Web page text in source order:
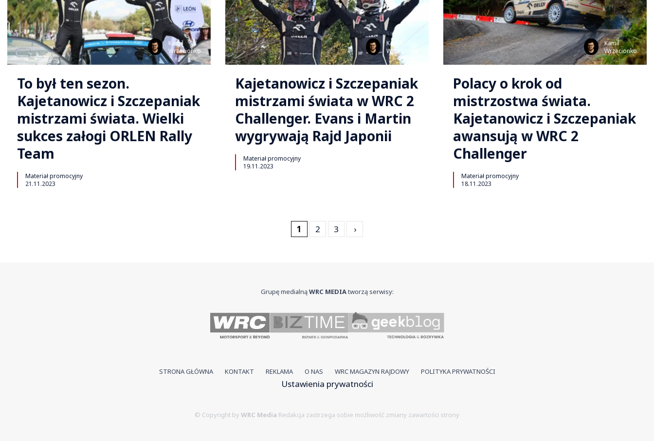
Kamil
Wrzecionko
To był ten sezon.
Kajetanowicz i Szczepaniak
mistrzami świata. Wielki
sukces załogi ORLEN Rally
Team
Materiał promocyjny
21.11.2023
Kamil
Wrzecionko
Kajetanowicz i Szczepaniak
mistrzami świata w WRC 2
Challenger. Evans i Martin
wygrywają Rajd Japonii
Materiał promocyjny
19.11.2023
Kamil
Wrzecionko
Polacy o krok od
mistrzostwa świata.
Kajetanowicz i Szczepaniak
awansują w WRC 2
Challenger
Materiał promocyjny
18.11.2023
1 2 3 ›
Grupę medialnąWRC MEDIAtworzą serwisy:
STRONA GŁÓWNA KONTAKT REKLAMA O NAS WRC MAGAZYN RAJDOWY POLITYKA PRYWATNOŚCI
Ustawienia prywatności
© Copyright by WRC Media Redakcja zastrzega sobie możliwość zmiany zawartości strony